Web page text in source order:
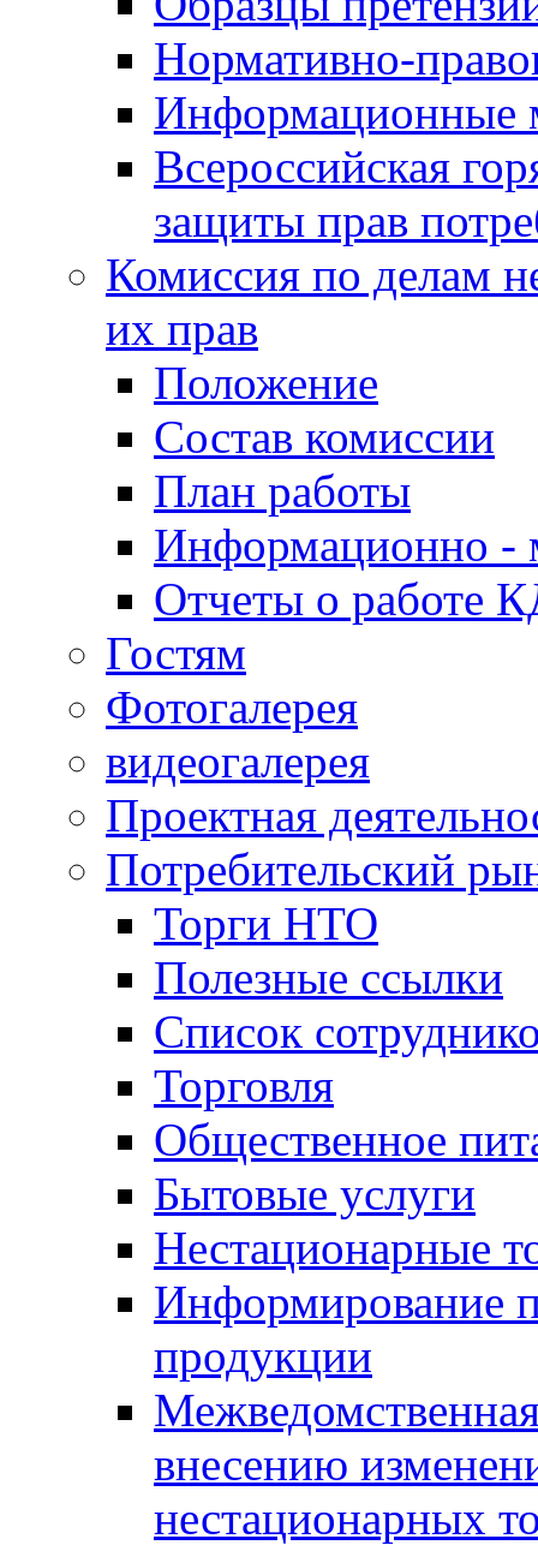
Нормативно-
Информационные
Всероссийская
защиты прав
Комиссия по делам
их прав
Положение
Состав комиссии
План работы
Информационно -
Отчеты о работе
Гостям
Фотогалерея
видеогалерея
Проектная
Потребительский
Торги НТО
Полезные ссылки
Список
Торговля
Общественное
Бытовые услуги
Нестационарные
Информирование
продукции
внесению
нестационарных